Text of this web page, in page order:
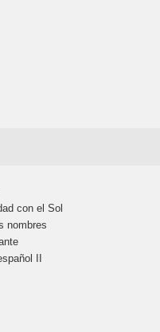
con el Sol
nombres
II